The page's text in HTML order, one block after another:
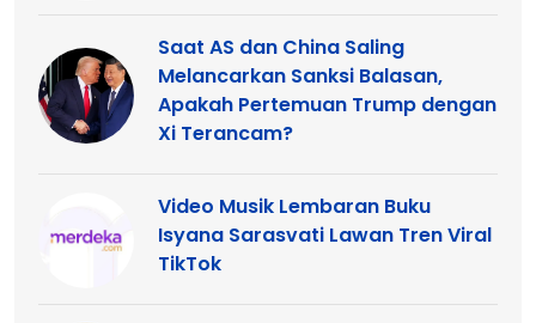
Saat AS dan China Saling
Melancarkan Sanksi Balasan,
Apakah Pertemuan Trump dengan
Xi Terancam?
Video Musik Lembaran Buku
Isyana Sarasvati Lawan Tren Viral
TikTok